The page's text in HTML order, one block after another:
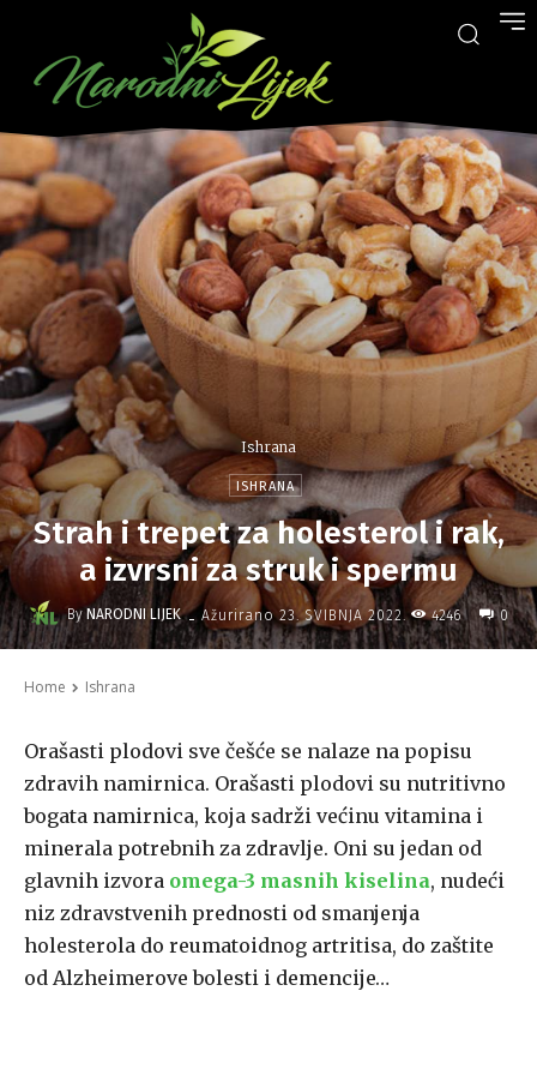
Ishrana
ISHRANA
Strah i trepet za holesterol i rak,
a izvrsni za struk i spermu
By NARODNI LIJEK - Ažurirano 23. SVIBNJA 2022. 4246 0
Home Ishrana
Orašasti plodovi sve češće se nalaze na popisu
zdravih namirnica. Orašasti plodovi su nutritivno
bogata namirnica, koja sadrži većinu vitamina i
minerala potrebnih za zdravlje. Oni su jedan od
glavnih izvora omega-3 masnih kiselina, nudeći
niz zdravstvenih prednosti od smanjenja
holesterola do reumatoidnog artritisa, do zaštite
od Alzheimerove bolesti i demencije…